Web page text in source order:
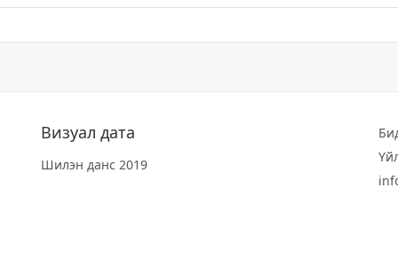
Визуал дата
Шилэн данс 2019